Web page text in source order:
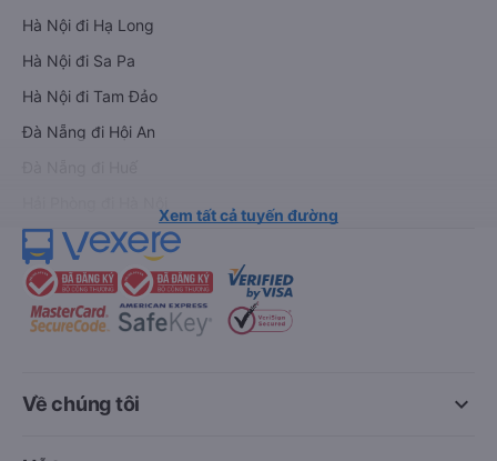
Hà Nội đi Hạ Long
Hà Nội đi Sa Pa
Hà Nội đi Tam Đảo
Đà Nẵng đi Hội An
Xem tất cả tuyến đường
keyboard_arrow_down
Về chúng tôi